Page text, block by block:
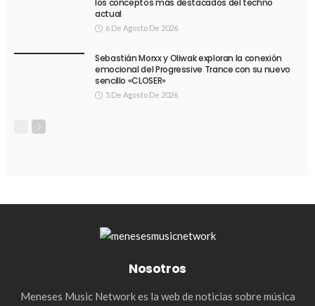
actual
6 De Agosto De 2026
Sebastián Morxx y Oliwak exploran la conexión
emocional del Progressive Trance con su nuevo
sencillo «CLOSER»
5 De Agosto De 2026
Nosotros
Meneses Music Network es la web de noticias sobre música